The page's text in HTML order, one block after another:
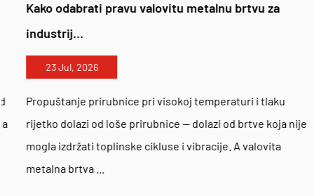
Kako odabrati pravu valovitu metalnu brtvu za
industrij...
23 Jul, 2026
Propuštanje prirubnice pri visokoj temperaturi i tlaku
rijetko dolazi od loše prirubnice — dolazi od brtve koja nije
mogla izdržati toplinske cikluse i vibracije. A valovita
metalna brtva ...